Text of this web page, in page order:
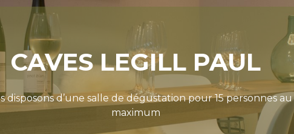
CAVES LEGILL PAUL
les vignobles du Markusberg, de Schengen Fels et Coteaux
de Schengen sont cultivés les cépages traditionnels
luxembourgeois